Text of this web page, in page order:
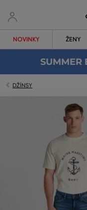
NOVINKY ŽENY
SUMMER
DŽÍNSY